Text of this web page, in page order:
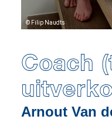
© Filip Naudts
Coach
Arnout Van